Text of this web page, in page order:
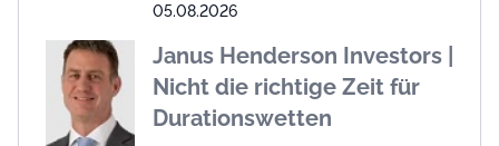
05.08.2026
Janus Henderson Investors |
Nicht die richtige Zeit für
Durationswetten